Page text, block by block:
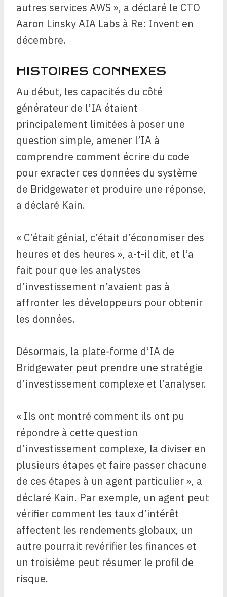
autres services AWS », a déclaré le CTO
Aaron Linsky AIA Labs à Re: Invent en
décembre.
HISTOIRES CONNEXES
Au début, les capacités du côté
générateur de l’IA étaient
principalement limitées à poser une
question simple, amener l’IA à
comprendre comment écrire du code
pour exracter ces données du système
de Bridgewater et produire une réponse,
a déclaré Kain.
« C’était génial, c’était d’économiser des
heures et des heures », a-t-il dit, et l’a
fait pour que les analystes
d’investissement n’avaient pas à
affronter les développeurs pour obtenir
les données.
Désormais, la plate-forme d’IA de
Bridgewater peut prendre une stratégie
d’investissement complexe et l’analyser.
« Ils ont montré comment ils ont pu
répondre à cette question
d’investissement complexe, la diviser en
plusieurs étapes et faire passer chacune
de ces étapes à un agent particulier », a
déclaré Kain. Par exemple, un agent peut
vérifier comment les taux d’intérêt
affectent les rendements globaux, un
autre pourrait revérifier les finances et
un troisième peut résumer le profil de
risque.